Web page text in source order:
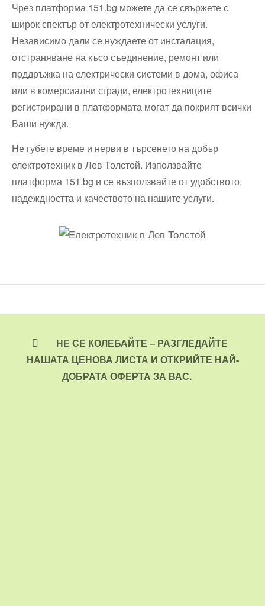
Чрез платформа 151.bg можете да се свържете с
широк спектър от електротехнически услуги.
Независимо дали се нуждаете от инсталация,
отстраняване на късо съединение, ремонт или
поддръжка на електрически системи в дома, офиса
или в комерсиални сгради, електротехниците
регистрирани в платформата могат да покрият всички
Ваши нужди.
Не губете време и нерви в търсенето на добър
електротехник в Лев Толстой. Използвайте
платформа 151.bg и се възползвайте от удобството,
надеждността и качеството на нашите услуги.
НЕ СЕ КОЛЕБАЙТЕ – РАЗГЛЕДАЙТЕ
НАШАТА ЦЕНОВА ЛИСТА И ОТКРИЙТЕ НАЙ-
ДОБРАТА ОФЕРТА ЗА ВАС.